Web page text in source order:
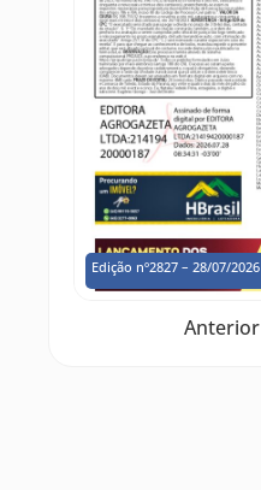
Edição nº2827 – 28/07/2026
Anterior